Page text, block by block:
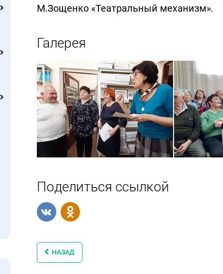
М.Зощенко «Театральный механизм».
Галерея
Поделиться ссылкой
НАЗАД